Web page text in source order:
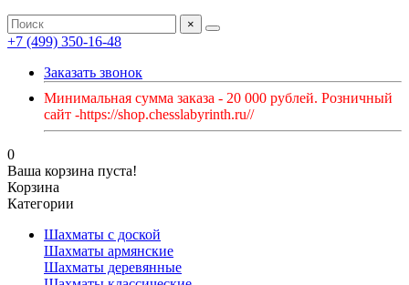
×
+7 (499) 350-16-48
Заказать звонок
Минимальная сумма заказа - 20 000 рублей. Розничный
сайт -https://shop.chesslabyrinth.ru//
0
Ваша корзина пуста!
Корзина
Категории
Шахматы с доской
Шахматы армянские
Шахматы деревянные